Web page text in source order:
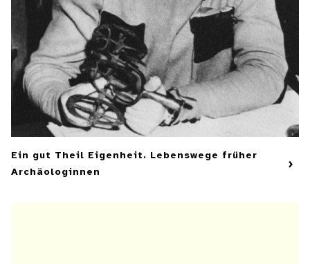
Ein gut Theil Eigenheit. Lebenswege früher
Archäologinnen